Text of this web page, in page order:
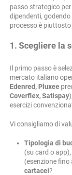
passo strategico
dipendenti,
processo è
1. Scegliere la
Il primo passo è
mercato italiano
Edenred, Pluxee
Coverflex, Satispay
esercizi
Vi consigliamo di
Tipologia di
(su card o
(esenzione fino
cartacei?